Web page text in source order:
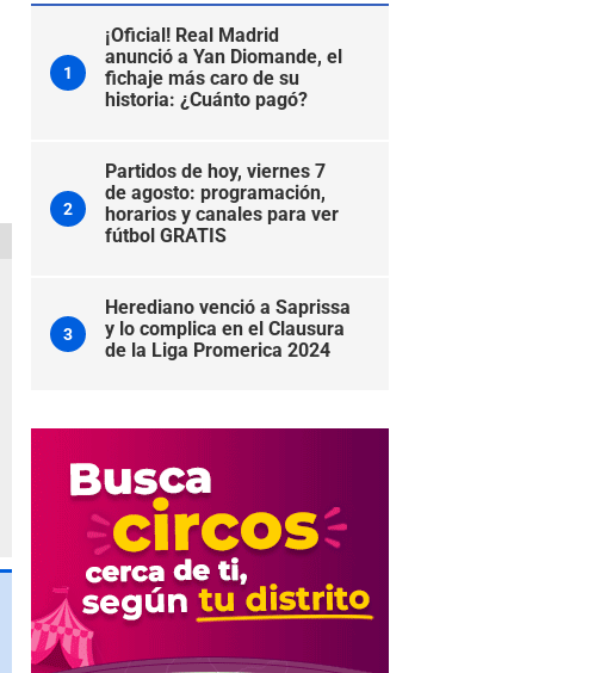
1
¡Oficial! Real Madrid
anunció a Yan Diomande, el
fichaje más caro de su
historia: ¿Cuánto pagó?
2
Partidos de hoy, viernes 7
de agosto: programación,
horarios y canales para ver
fútbol GRATIS
3
Herediano venció a Saprissa
y lo complica en el Clausura
de la Liga Promerica 2024